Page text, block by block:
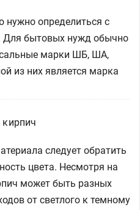
нужно определиться с
Для бытовых нужд обычно
марки ШБ, ША,
из них является марка
следует обратить
цвета. Несмотря на
может быть разных
от светлого к темному